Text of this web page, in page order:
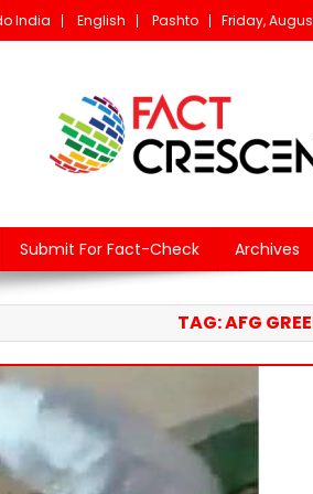
Friday,
Pashto
English
India
Archives
Submit For Fact-Check
TAG:AFG